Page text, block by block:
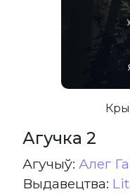
Агучка 2
Агучыў: Алег
Выдавецтва: